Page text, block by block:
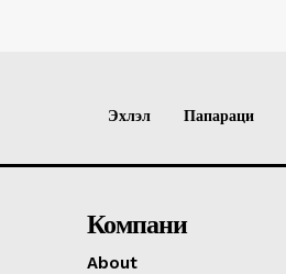
Эхлэл Папараци
Компани
About